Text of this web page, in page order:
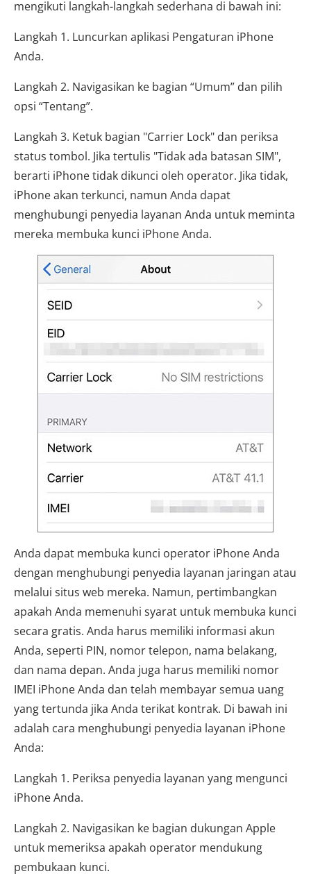
mengikuti langkah-langkah sederhana di bawah ini:
Langkah 1. Luncurkan aplikasi Pengaturan iPhone
Anda.
Langkah 2. Navigasikan ke bagian “Umum” dan pilih
opsi “Tentang”.
Langkah 3. Ketuk bagian "Carrier Lock" dan periksa
status tombol. Jika tertulis "Tidak ada batasan SIM",
berarti iPhone tidak dikunci oleh operator. Jika tidak,
iPhone akan terkunci, namun Anda dapat
menghubungi penyedia layanan Anda untuk meminta
mereka membuka kunci iPhone Anda.
Anda dapat membuka kunci operator iPhone Anda
dengan menghubungi penyedia layanan jaringan atau
melalui situs web mereka. Namun, pertimbangkan
apakah Anda memenuhi syarat untuk membuka kunci
secara gratis. Anda harus memiliki informasi akun
Anda, seperti PIN, nomor telepon, nama belakang,
dan nama depan. Anda juga harus memiliki nomor
IMEI iPhone Anda dan telah membayar semua uang
yang tertunda jika Anda terikat kontrak. Di bawah ini
adalah cara menghubungi penyedia layanan iPhone
Anda:
Langkah 1. Periksa penyedia layanan yang mengunci
iPhone Anda.
Langkah 2. Navigasikan ke bagian dukungan Apple
untuk memeriksa apakah operator mendukung
pembukaan kunci.